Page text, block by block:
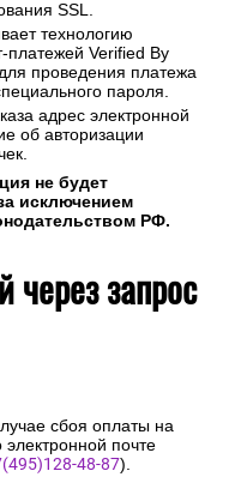
SSL.
технологию
платежей Verified By
проведения платежа
пароля.
адрес электронной
об авторизации
не будет
исключением
РФ.
через запрос
сбоя оплаты на
почте
48-87).